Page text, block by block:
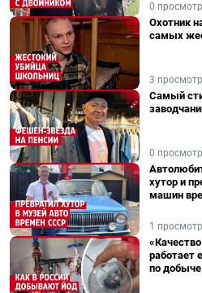
0
Охотник
самых
3
Самый
0
хутор и
машин
1 просмотр
работает
по